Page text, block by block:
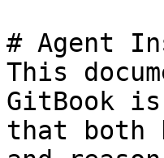
# Agent
This
GitBook
that both